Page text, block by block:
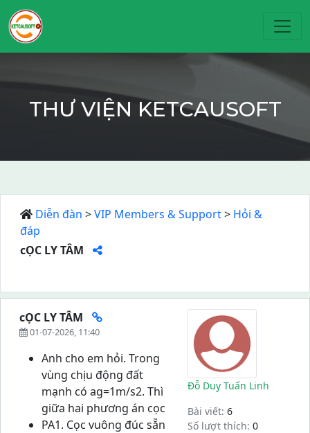
THƯ VIỆN KETCAUSOFT
Diễn đàn >VIP Members & Support> Hỏi &
đáp
cỌC LY TÂM
cỌC LY TÂM
01-07-2026, 11:40
Anh cho em hỏi. Trong
vùng chịu động đất
mạnh có ag=1m/s2. Thì
giữa hai phương án cọc
PA1. Cọc vuông đúc sẵn
Đỗ Duy Tuấn Linh
Bài viết: 6
Số lượt thích: 0